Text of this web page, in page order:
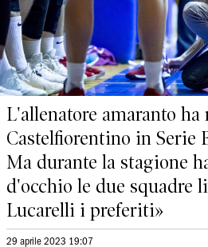
L'allenatore amaranto
Castelfiorentino in Serie
Ma durante la stagione
d'occhio le due squadre
Lucarelli i preferiti»
29 aprile 2023 19:07